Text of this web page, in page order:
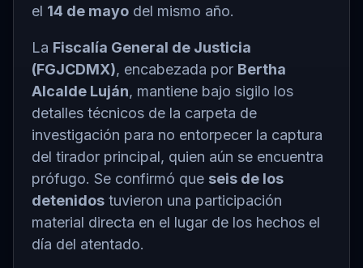
el 14 de mayo del mismo año.
La Fiscalía General de Justicia
(FGJCDMX), encabezada por Bertha
Alcalde Luján, mantiene bajo sigilo los
detalles técnicos de la carpeta de
investigación para no entorpecer la captura
del tirador principal, quien aún se encuentra
prófugo. Se confirmó que seis de los
detenidos tuvieron una participación
material directa en el lugar de los hechos el
día del atentado.